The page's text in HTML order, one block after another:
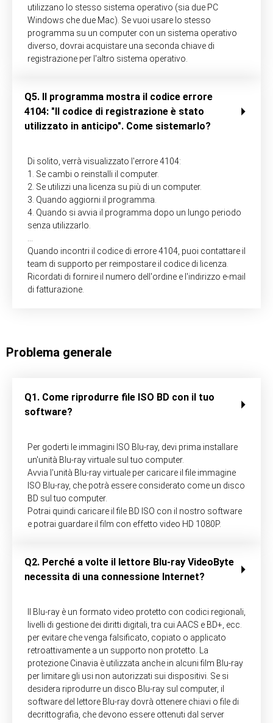
utilizzano lo stesso sistema operativo (sia due PC
Windows che due Mac). Se vuoi usare lo stesso
programma su un computer con un sistema operativo
diverso, dovrai acquistare una seconda chiave di
registrazione per l'altro sistema operativo.
Q5. Il programma mostra il codice errore
4104: "Il codice di registrazione è stato
utilizzato in anticipo". Come sistemarlo?
Di solito, verrà visualizzato l'errore 4104:
1. Se cambi o reinstalli il computer.
2. Se utilizzi una licenza su più di un computer.
3. Quando aggiorni il programma.
4. Quando si avvia il programma dopo un lungo periodo
senza utilizzarlo.
Quando incontri il codice di errore 4104, puoi contattare il
team di supporto per reimpostare il codice di licenza.
Ricordati di fornire il numero dell'ordine e l'indirizzo e-mail
di fatturazione.
Problema generale
Q1. Come riprodurre file ISO BD con il tuo
software?
Per goderti le immagini ISO Blu-ray, devi prima installare
un'unità Blu-ray virtuale sul tuo computer.
Avvia l'unità Blu-ray virtuale per caricare il file immagine
ISO Blu-ray, che potrà essere considerato come un disco
BD sul tuo computer.
Potrai quindi caricare il file BD ISO con il nostro software
e potrai guardare il film con effetto video HD 1080P.
Q2. Perché a volte il lettore Blu-ray VideoByte
necessita di una connessione Internet?
Il Blu-ray è un formato video protetto con codici regionali,
livelli di gestione dei diritti digitali, tra cui AACS e BD+, ecc.
per evitare che venga falsificato, copiato o applicato
retroattivamente a un supporto non protetto. La
protezione Cinavia è utilizzata anche in alcuni film Blu-ray
per limitare gli usi non autorizzati sui dispositivi. Se si
desidera riprodurre un disco Blu-ray sul computer, il
software del lettore Blu-ray dovrà ottenere chiavi o file di
decrittografia, che devono essere ottenuti dal server